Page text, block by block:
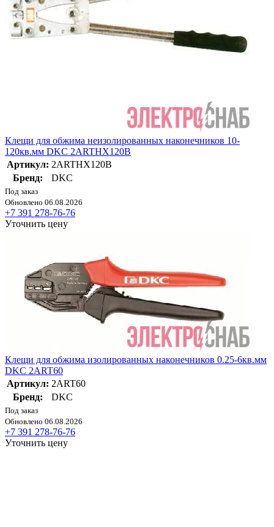
Клещи для обжима неизолированных наконечников 10-
120кв.мм DKC 2ARTHX120B
Артикул: 2ARTHX120B
Бренд:
DKC
Под заказ
Обновлено 06.08.2026
+7 391 278-76-76
Уточнить цену
Клещи для обжима изолированных наконечников 0.25-6кв.мм
DKC 2ART60
Артикул: 2ART60
Бренд:
DKC
Под заказ
Обновлено 06.08.2026
+7 391 278-76-76
Уточнить цену